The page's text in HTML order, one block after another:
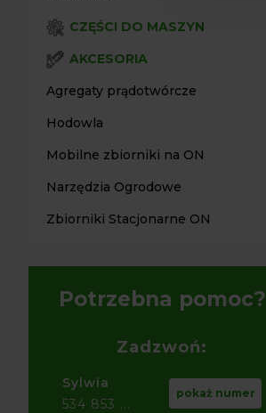
CZĘŚCI DO MASZYN
AKCESORIA
Agregaty prądotwórcze
Hodowla
Mobilne zbiorniki na ON
Narzędzia Ogrodowe
Zbiorniki Stacjonarne ON
Potrzebna pomoc?
Zadzwoń:
Sylwia
534 853 ...
pokaż numer